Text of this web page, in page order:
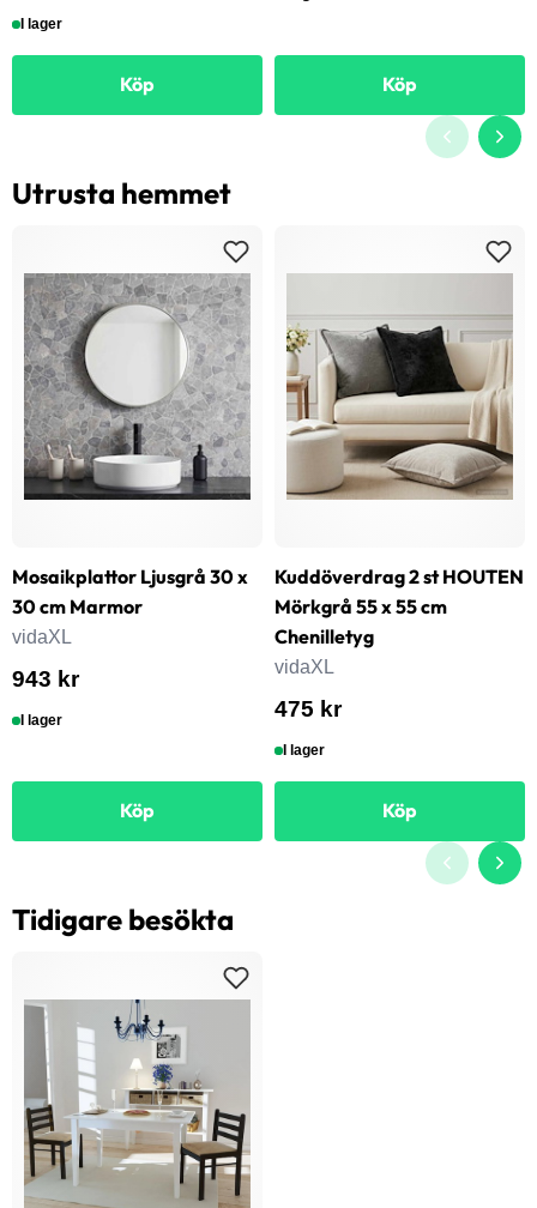
I lager
Köp Köp
Utrusta hemmet
Mosaikplattor Ljusgrå 30 x
30 cm Marmor
vidaXL
943 kr
I lager
Köp
Kuddöverdrag 2 st HOUTEN
Mörkgrå 55 x 55 cm
Chenilletyg
vidaXL
475 kr
I lager
Köp
Tidigare besökta